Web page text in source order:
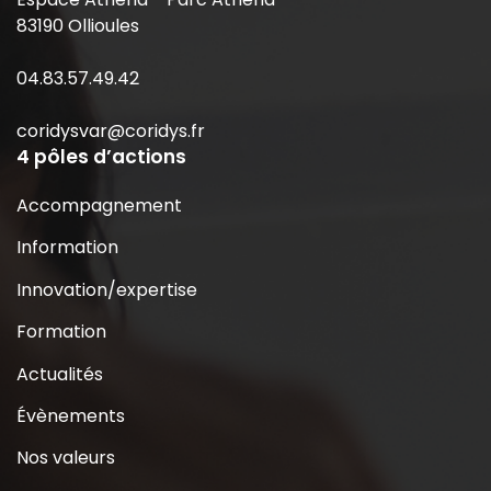
83190 Ollioules
04.83.57.49.42
coridysvar@coridys.fr
4 pôles d’actions
Accompagnement
Information
Innovation/expertise
Formation
Actualités
Évènements
Nos valeurs